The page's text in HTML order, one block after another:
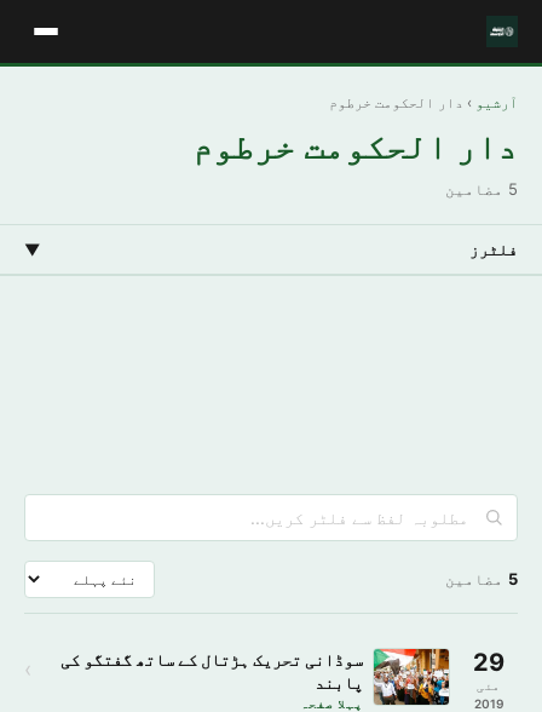
آرشیو › دار الحکومت خرطوم
دار الحکومت خرطوم
5 مضامین
فلٹرز ▼
5 مضامین
29
مئی
2019
سوڈانی تحریک ہڑتال کے ساتھ گفتگو کی
پابند
پہلا صفحہ
›